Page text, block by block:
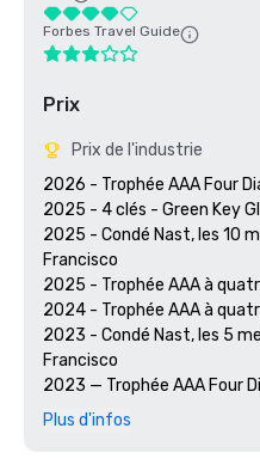
Forbes Travel Guide
Prix
Prix de l'industrie
2026 - Trophée AAA Four
2025 - 4 clés - Green Key
2025 - Condé Nast, les 10
Francisco
2025 - Trophée AAA à
2024 - Trophée AAA à
2023 - Condé Nast, les 5
Francisco
2023 — Trophée AAA Four
2022 - Prix AAA Four
Plus d'infos